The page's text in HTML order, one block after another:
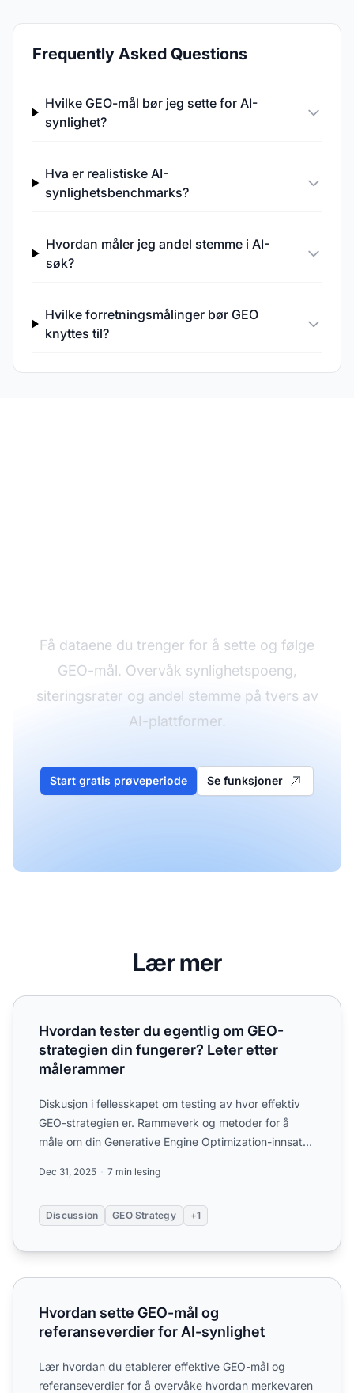
Frequently Asked Questions
Hvilke GEO-mål bør jeg sette for AI-
synlighet?
Hva er realistiske AI-
synlighetsbenchmarks?
Hvordan måler jeg andel stemme i AI-
søk?
Hvilke forretningsmålinger bør GEO
knyttes til?
Få dataene du trenger for å sette og følge
GEO-mål. Overvåk synlighetspoeng,
siteringsrater og andel stemme på tvers av
AI-plattformer.
Start gratis prøveperiode Se funksjoner
Lær mer
Hvordan tester du egentlig om GEO-strategien din
Hvordan tester du egentlig om GEO-
strategien din fungerer? Leter etter
målerammer
Diskusjon i fellesskapet om testing av hvor effektiv
GEO-strategien er. Rammeverk og metoder for å
måle om din Generative Engine Optimization-innsats
Dec 31, 2025 7 min lesing
Discussion GEO Strategy +1
Hvordan sette GEO-mål og referanseverdier for AI-
Hvordan sette GEO-mål og
referanseverdier for AI-synlighet
Lær hvordan du etablerer effektive GEO-mål og
referanseverdier for å overvåke hvordan merkevaren